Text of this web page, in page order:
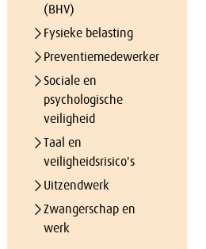
(BHV)
Fysieke belasting
Preventiemedewerker
Sociale en
psychologische
veiligheid
Taal en
veiligheidsrisico's
Uitzendwerk
Zwangerschap en
werk